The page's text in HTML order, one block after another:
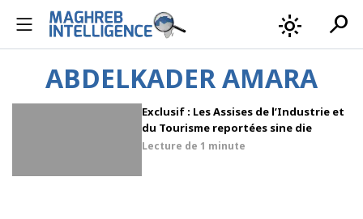
light_mode search
ABDELKADER AMARA
Exclusif : Les Assises de l’Industrie et
du Tourisme reportées sine die
Lecture de 1 minute